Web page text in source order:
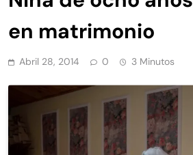
en matrimonio
Abril 28, 2014 0 3 Minutos